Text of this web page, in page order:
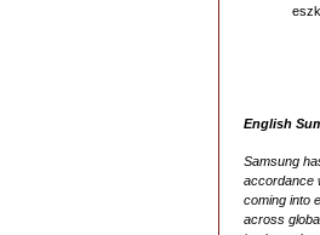
English
Samsung
accordance
coming into
across